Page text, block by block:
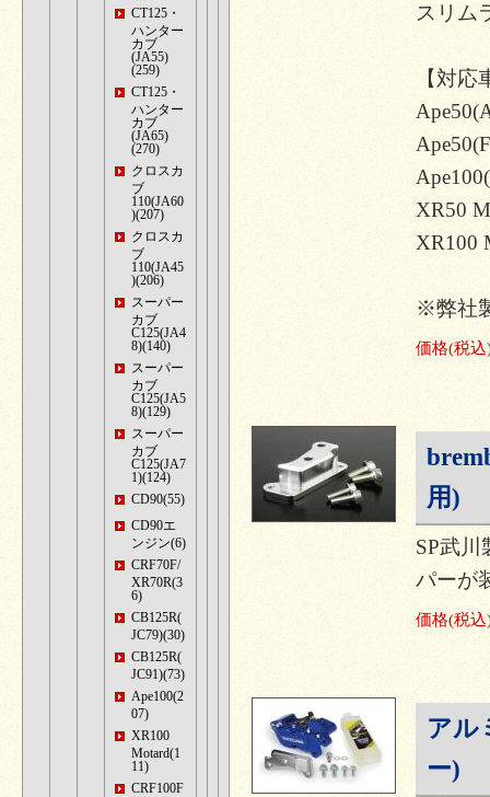
CT125・
ハンター
カブ
(JA55)
(259)
CT125・
ハンター
カブ
(JA65)
(270)
クロスカ
ブ
110(JA60
)(207)
クロスカ
ブ
110(JA45
)(206)
スーパー
カブ
C125(JA4
8)(140)
スーパー
カブ
C125(JA5
8)(129)
スーパー
カブ
C125(JA7
1)(124)
CD90(55)
CD90エ
ンジン(6)
CRF70F/
XR70R(3
6)
CB125R(
JC79)(30)
CB125R(
JC91)(73)
Ape100(2
07)
XR100
Motard(1
11)
CRF100F
スリム
【対応
XR50
XR100
※弊社
価格(税込
用)
SP武川
パーが
価格(税込
アル
ー)